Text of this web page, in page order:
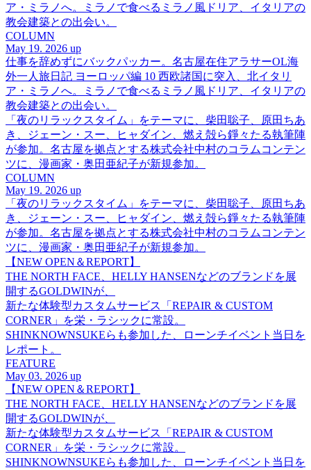
ア・ミラノへ。ミラノで食べるミラノ風ドリア、イタリアの
教会建築との出会い。
COLUMN
May 19. 2026 up
仕事を辞めずにバックパッカー。名古屋在住アラサーOL海
外一人旅日記 ヨーロッパ編 10 西欧諸国に突入、北イタリ
ア・ミラノへ。ミラノで食べるミラノ風ドリア、イタリアの
教会建築との出会い。
「夜のリラックスタイム」をテーマに、柴田聡子、原田ちあ
き、ジェーン・スー、ヒャダイン、燃え殻ら錚々たる執筆陣
が参加。名古屋を拠点とする株式会社中村のコラムコンテン
ツに、漫画家・奥田亜紀子が新規参加。
COLUMN
May 19. 2026 up
「夜のリラックスタイム」をテーマに、柴田聡子、原田ちあ
き、ジェーン・スー、ヒャダイン、燃え殻ら錚々たる執筆陣
が参加。名古屋を拠点とする株式会社中村のコラムコンテン
ツに、漫画家・奥田亜紀子が新規参加。
【NEW OPEN＆REPORT】
THE NORTH FACE、HELLY HANSENなどのブランドを展
開するGOLDWINが、
新たな体験型カスタムサービス「REPAIR & CUSTOM
CORNER」を栄・ラシックに常設。
SHINKNOWNSUKEらも参加した、ローンチイベント当日を
レポート。
FEATURE
May 03. 2026 up
【NEW OPEN＆REPORT】
THE NORTH FACE、HELLY HANSENなどのブランドを展
開するGOLDWINが、
新たな体験型カスタムサービス「REPAIR & CUSTOM
CORNER」を栄・ラシックに常設。
SHINKNOWNSUKEらも参加した、ローンチイベント当日を